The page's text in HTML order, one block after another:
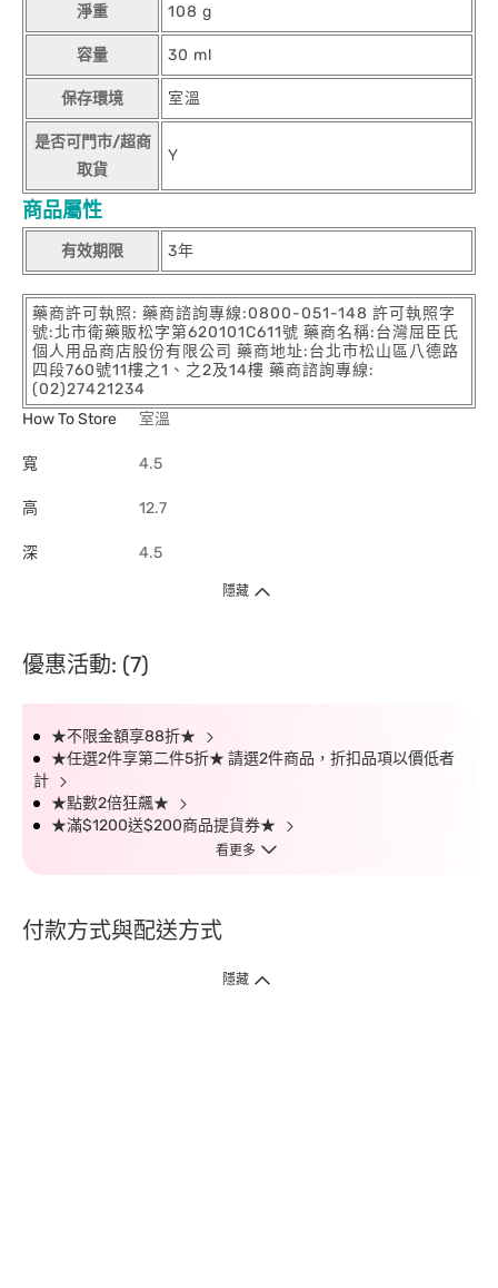
淨重 108 g
容量 30 ml
保存環境 室溫
是否可門市/超商
取貨
Y
商品屬性
有效期限 3年
藥商許可執照: 藥商諮詢專線:0800-051-148 許可執照字
號:北市衛藥販松字第620101C611號 藥商名稱:台灣屈臣氏
個人用品商店股份有限公司 藥商地址:台北市松山區八德路
四段760號11樓之1、之2及14樓 藥商諮詢專線:
(02)27421234
How To Store
室溫
寬 4.5
高 12.7
深 4.5
隱藏
優惠活動: (7)
★不限金額享88折★
★任選2件享第二件5折★ 請選2件商品，折扣品項以價低者
計
★點數2倍狂飆★
★滿$1200送$200商品提貨券★
看更多
付款方式與配送方式
隱藏